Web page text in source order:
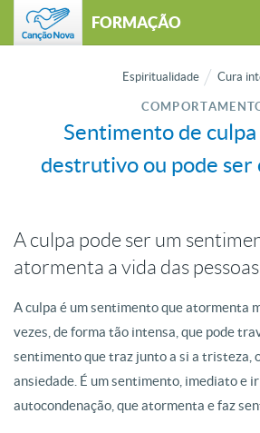
FORMAÇÃO
Espiritualidade Cura
Sentimento de
destrutivo ou pode
A culpa pode ser um
atormenta a vida das pessoas
A culpa é um sentimento que atormenta
vezes, de forma tão intensa, que pode
sentimento que traz junto a si a tristeza,
ansiedade. É um sentimento, imediato e
autocondenação, que atormenta e faz